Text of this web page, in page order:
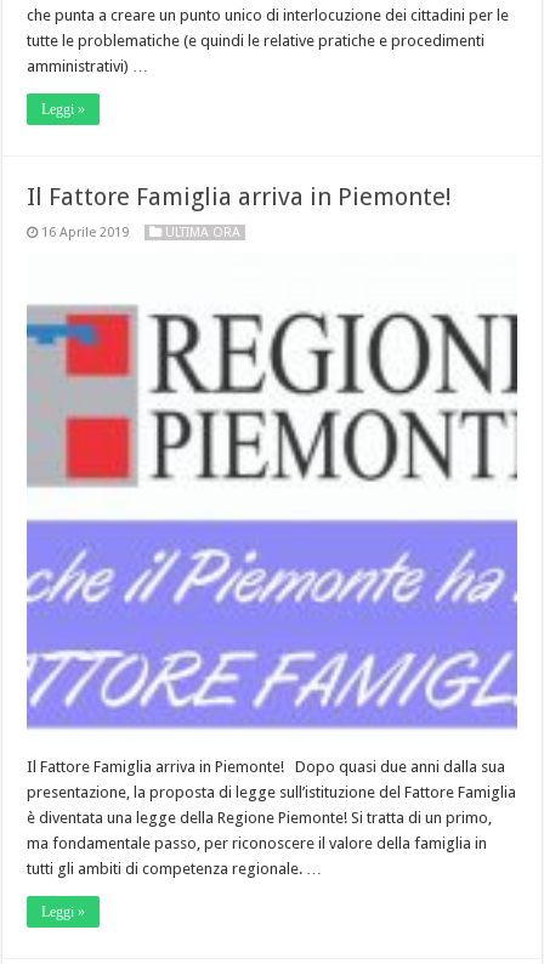
che punta a creare un punto unico di interlocuzione dei cittadini per le
tutte le problematiche (e quindi le relative pratiche e procedimenti
amministrativi) …
Leggi »
Il Fattore Famiglia arriva in Piemonte!
16 Aprile 2019 ULTIMA ORA
Il Fattore Famiglia arriva in Piemonte! Dopo quasi due anni dalla sua
presentazione, la proposta di legge sull’istituzione del Fattore Famiglia
è diventata una legge della Regione Piemonte! Si tratta di un primo,
ma fondamentale passo, per riconoscere il valore della famiglia in
tutti gli ambiti di competenza regionale. …
Leggi »